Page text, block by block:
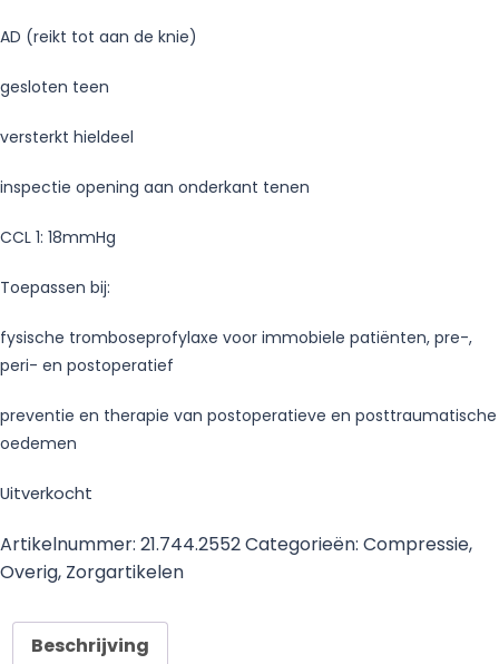
AD (reikt tot aan de knie)
gesloten teen
versterkt hieldeel
inspectie opening aan onderkant tenen
CCL 1: 18mmHg
Toepassen bij:
fysische tromboseprofylaxe voor immobiele patiënten, pre-,
peri- en postoperatief
preventie en therapie van postoperatieve en posttraumatische
oedemen
Uitverkocht
Artikelnummer: 21.744.2552Categorieën: Compressie,
Overig, Zorgartikelen
Beschrijving